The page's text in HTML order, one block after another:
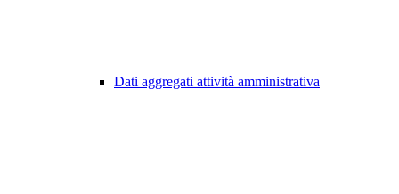
Dati aggregati attività amministrativa